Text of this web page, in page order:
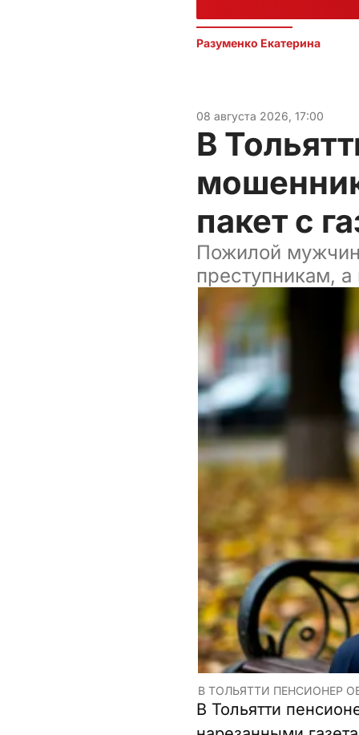
Разуменко Екатерина
08 августа 2026, 17:00
В
пакет с
Пожилой
преступникам,
В ТОЛЬЯТТИ ПЕНСИОНЕР
В Тольятти